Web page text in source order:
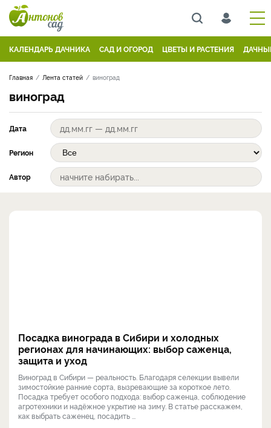
КАЛЕНДАРЬ ДАЧНИКА САД И ОГОРОД ЦВЕТЫ И РАСТЕНИЯ
Главная Лента статей виноград
виноград
Дата
Регион
Автор
Посадка винограда в Сибири и холодных
регионах для начинающих: выбор саженца,
защита и уход
Виноград в Сибири — реальность. Благодаря селекции вывели
зимостойкие ранние сорта, вызревающие за короткое лето.
Посадка требует особого подхода: выбор саженца, соблюдение
агротехники и надёжное укрытие на зиму. В статье расскажем,
как выбрать саженец, посадить ...